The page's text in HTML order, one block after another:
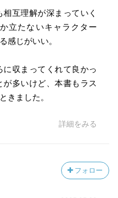
互理解が深まっていく
立たないキャラクター
感じがいい。
収まってくれて良かっ
多いけど、本書もラス
きました。
詳細をみる
フォロー